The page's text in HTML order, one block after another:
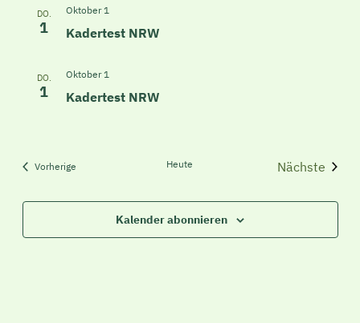
DO.
1 Kadertest NRW
Oktober 1
DO.
1 Kadertest NRW
Oktober 1
VorherigeVeranstaltungen Heute
Nächste
Kalender abonnieren